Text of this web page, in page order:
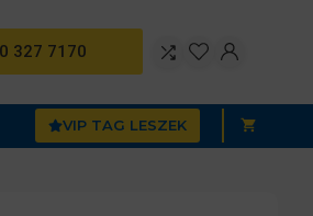
327 7170
VIP TAG LESZEK